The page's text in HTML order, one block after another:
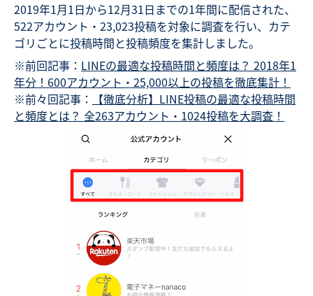
2019年1月1日から12月31日までの1年間に配信された、
522アカウント・23,023投稿を対象に調査を行い、カテ
ゴリごとに投稿時間と投稿頻度を集計しました。
※前回記事： LINEの最適な投稿時間と頻度は？ 2018年1
年分！600アカウント・25,000以上の投稿を徹底集計！
※前々回記事：
【徹底分析】LINE投稿の最適な投稿時間
と頻度とは？ 全263アカウント・1024投稿を大調査！